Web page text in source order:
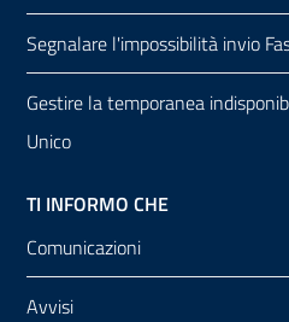
Segnalare l'impossibilità invio
Gestire la temporanea
Unico
TI INFORMO CHE
Comunicazioni
Avvisi